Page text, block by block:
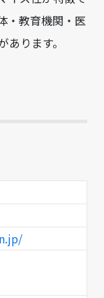
・教育機関・医
ります。